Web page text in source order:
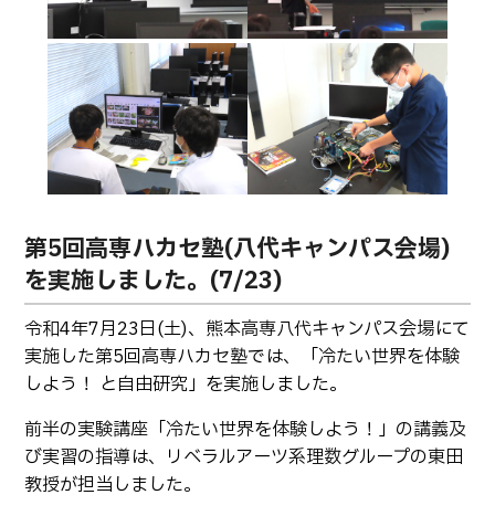
第5回高専ハカセ塾(八代キャンパス会場)
を実施しました。(7/23)
令和4年7月23日(土)、熊本高専八代キャンパス会場にて
実施した第5回高専ハカセ塾では、「冷たい世界を体験
しよう！ と自由研究」を実施しました。
前半の実験講座「冷たい世界を体験しよう！」の講義及
び実習の指導は、リベラルアーツ系理数グループの東田
教授が担当しました。